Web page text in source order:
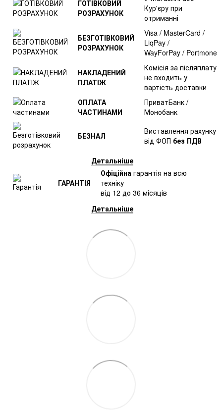
ГОТІВКОВИЙ
РОЗРАХУНОК
Кур'єру при
отриманні
БЕЗГОТІВКОВИЙ
РОЗРАХУНОК
Visa / MasterCard /
LiqPay /
WayForPay / Portmone
НАКЛАДЕНИЙ
ПЛАТІЖ
Комісія за післяплату
не входить у
вартість доставки
ОПЛАТА
ЧАСТИНАМИ
ПриватБанк /
Монобанк
БЕЗНАЛ
Виставлення рахунку
від ФОП без ПДВ
Детальніше
ГАРАНТІЯ
Офіційна гарантія на всю
техніку
від 12 до 36 місяців
Детальніше